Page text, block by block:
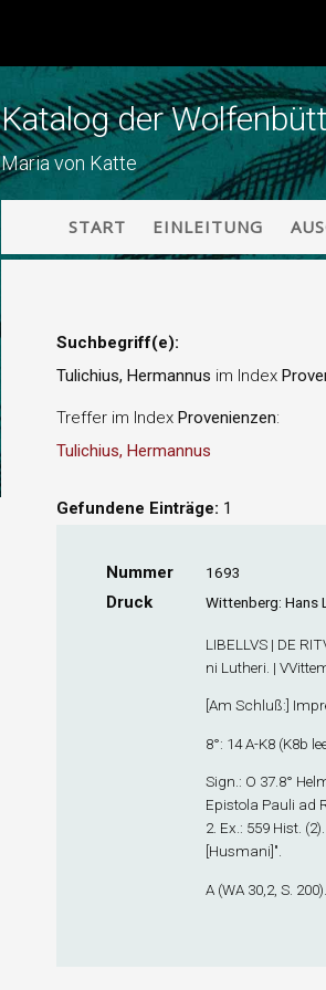
Katalog der
Maria von Katte
START EINLEITUNG
Suchbegriff(e):
Tulichius, Hermannus im Index
Treffer im Index Provenienzen:
Tulichius, Hermannus
Gefundene Einträge: 1
Nummer 1693
Druck Wittenberg: Hans
LIBELLVS | DE
ni Lutheri. |
[Am Schluß:]
8°: 14A-K8 (K8b
Sign .: O 37.8°
Epistola Pauli ad
2. Ex .: 559 Hist.
[Husmani]".
A (WA 30,2, S.